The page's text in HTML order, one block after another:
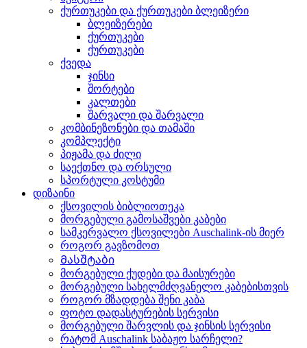
ქურთუკები და ქურთუკები ბლეიზერი
ბლეიზერები
ქურთუკები
ქურთუკები
ქვედა
ჯინსი
შორტები
კალთები
შარვალი და შარვალი
კომბინეზონები და თამაში
კომპლექტი
პიჟამა და ძილი
საექთნო და ორსული
სპორტული კოსტუმი
დიზაინი
ქსოვილის ბიბლიოთეკა
მორგებული გამოსაშვები კაბები
სამკერვალო ქსოვილები Auschalink-ის მიერ
როგორ გავზომოთ
Მასშტაბი
მორგებული ქუდები და მაისურები
მორგებული სახელმძღვანელო კაბებისთვის
როგორ მზადდება შენი კაბა
ფოტო დადასტურების სერვისი
მორგებული შარვლის და ჯინსის სერვისი
რატომ Auschalink საბაჟო სარჩელი?